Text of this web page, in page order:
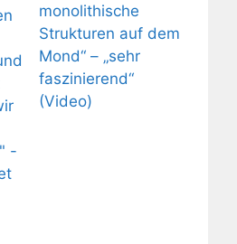
monolithische
Strukturen auf dem
Mond“ – „sehr
faszinierend“
(Video)